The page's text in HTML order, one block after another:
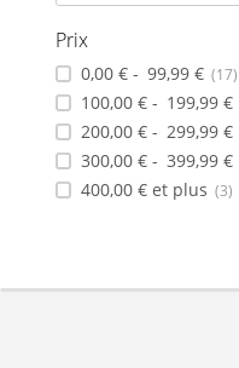
Prix
0,00 € - 99,99 € (17)
100,00 € - 199,99 €
200,00 € - 299,99 €
300,00 € - 399,99 €
400,00 € et plus (3)